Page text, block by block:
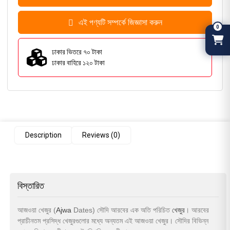
এই পণ্যটি সম্পর্কে জিজ্ঞাসা করুন
ঢাকার ভিতরে ৭০ টাকা
ঢাকার বাহিরে ১২০ টাকা
Description Reviews (0)
বিস্তারিত
আজওয়া খেজুর (Ajwa Dates) সৌদি আরবের এক অতি পরিচিতখেজুর । আরবের
প্রাচীনতম প্রসিদ্ধ খেজুরগুলোর মধ্যে অন্যতম এই আজওয়া খেজুর। সৌদির বিভিন্ন
0